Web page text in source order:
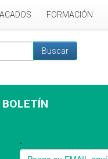
FORMACIÓN
Buscar
BOLETÍN